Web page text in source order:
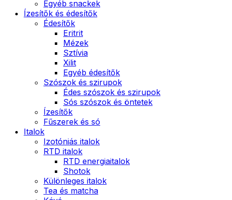
Egyéb snackek
Ízesítők és édesítők
Édesítők
Eritrit
Mézek
Sztívia
Xilit
Egyéb édesítők
Szószok és szirupok
Édes szószok és szirupok
Sós szószok és öntetek
Ízesítők
Fűszerek és só
Italok
Izotóniás italok
RTD italok
RTD energiaitalok
Shotok
Különleges italok
Tea és matcha